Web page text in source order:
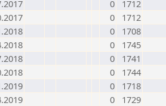
0
1712
0
1712
0
1708
0
1745
0
1741
0
1744
0
1718
0
1729